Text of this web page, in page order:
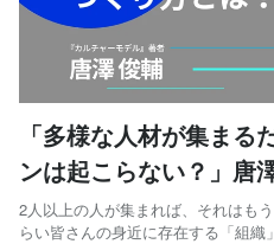
「多様な人材が集まる
ンは起こらない？」唐
の極意”
2人以上の人が集まれば、それはも
らい皆さんの身近に存在する「組